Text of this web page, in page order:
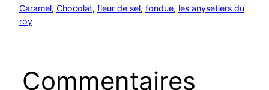
Caramel, Chocolat, fleur de sel, fondue, les anysetiers du
roy
Commentaires